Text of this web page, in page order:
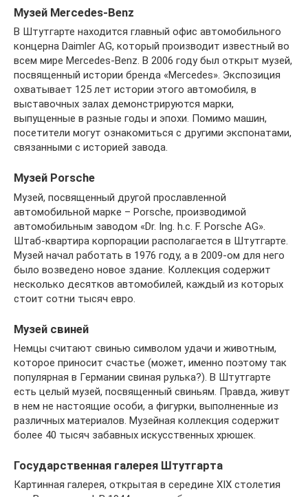
Музей Mercedes-Benz
В Штутгарте находится главный офис автомобильного
концерна Daimler AG, который производит известный во
всем мире Mercedes-Benz. В 2006 году был открыт музей,
посвященный истории бренда «Mercedes». Экспозиция
охватывает 125 лет истории этого автомобиля, в
выставочных залах демонстрируются марки,
выпущенные в разные годы и эпохи. Помимо машин,
посетители могут ознакомиться с другими экспонатами,
связанными с историей завода.
Музей Porsche
Музей, посвященный другой прославленной
автомобильной марке – Porsche, производимой
автомобильным заводом «Dr. Ing. h.c. F. Porsche AG».
Штаб-квартира корпорации располагается в Штутгарте.
Музей начал работать в 1976 году, а в 2009-ом для него
было возведено новое здание. Коллекция содержит
несколько десятков автомобилей, каждый из которых
стоит сотни тысяч евро.
Музей свиней
Немцы считают свинью символом удачи и животным,
которое приносит счастье (может, именно поэтому так
популярная в Германии свиная рулька?). В Штутгарте
есть целый музей, посвященный свиньям. Правда, живут
в нем не настоящие особи, а фигурки, выполненные из
различных материалов. Музейная коллекция содержит
более 40 тысяч забавных искусственных хрюшек.
Государственная галерея Штутгарта
Картинная галерея, открытая в середине XIX столетия